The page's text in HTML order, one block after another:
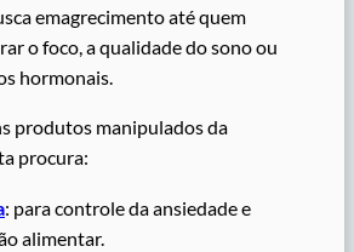
emagrecimento até quem
o foco, a qualidade do sono ou
hormonais.
produtos manipulados da
procura:
: para controle da ansiedade e
alimentar.